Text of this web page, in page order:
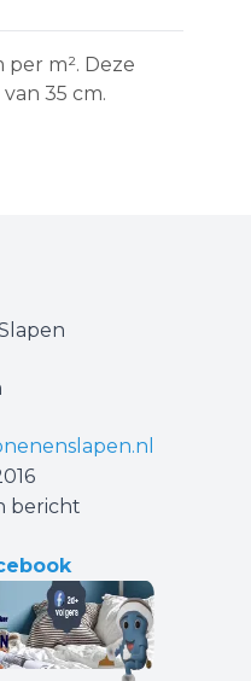
m². Deze
35 cm.
bericht